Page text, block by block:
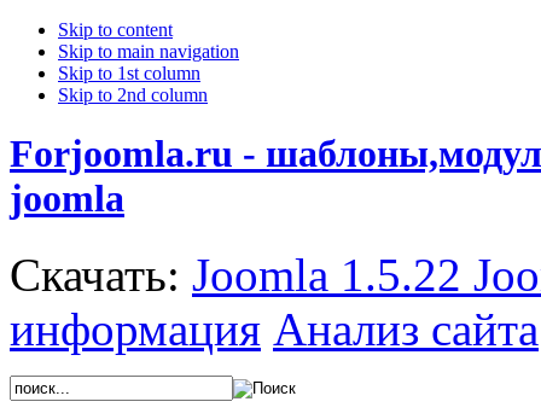
Skip to content
Skip to main navigation
Skip to 1st column
Skip to 2nd column
Forjoomla.ru -
joomla
Скачать: Joomla 1.5.22
информация Анализ сайта